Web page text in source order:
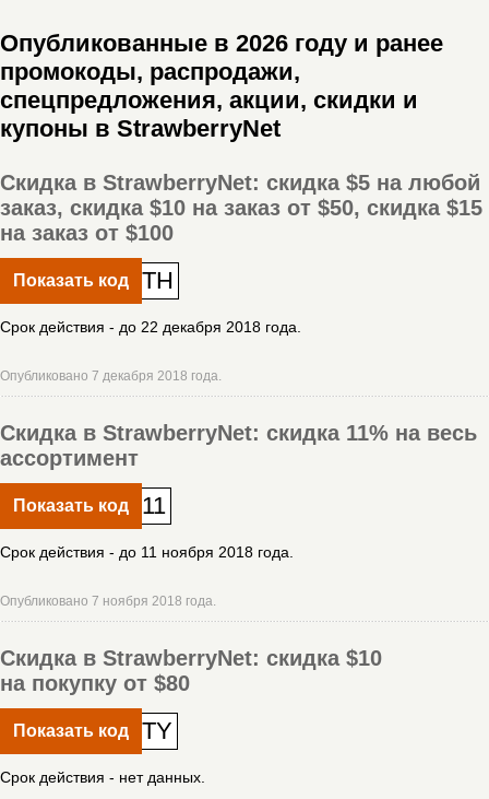
Опубликованные в 2026 году и ранее
промокоды, распродажи,
спецпредложения, акции, скидки и
купоны в StrawberryNet
Скидка в StrawberryNet: скидка $5 на любой
заказ, скидка $10 на заказ от $50, скидка $15
на заказ от $100
Показать код TH
Срок действия - до 22 декабря 2018 года.
Опубликовано 7 декабря 2018 года.
Скидка в StrawberryNet: скидка 11% на весь
ассортимент
Показать код 11
Срок действия - до 11 ноября 2018 года.
Опубликовано 7 ноября 2018 года.
Скидка в StrawberryNet: скидка $10
на покупку от $80
Показать код TY
Срок действия - нет данных.